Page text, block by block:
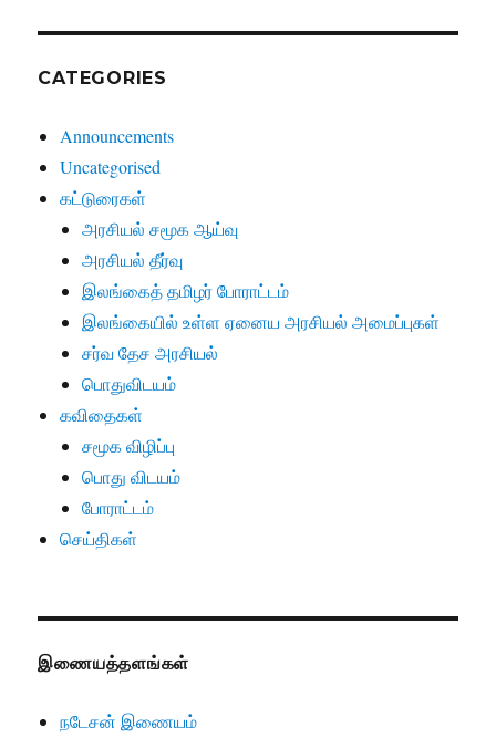
CATEGORIES
Announcements
Uncategorised
கட்டுரைகள்
அரசியல் சமூக ஆய்வு
அரசியல் தீர்வு
இலங்கைத் தமிழர் போராட்டம்
இலங்கையில் உள்ள ஏனைய அரசியல் அமைப்புகள்
சர்வ தேச அரசியல்
பொதுவிடயம்
கவிதைகள்
சமூக விழிப்பு
பொது விடயம்
போராட்டம்
செய்திகள்
இணையத்தளங்கள்
நடேசன் இணையம்